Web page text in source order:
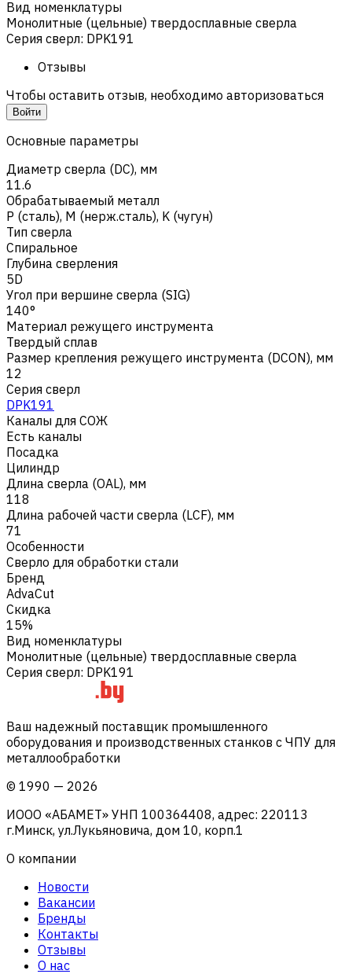
Вид номенклатуры
Монолитные (цельные) твердосплавные сверла
Серия сверл: DPK191
Отзывы
Чтобы оставить отзыв, необходимо авторизоваться
Войти
Основные параметры
Диаметр сверла (DC), мм
11.6
Обрабатываемый металл
Р (сталь), M (нерж.сталь), K (чугун)
Тип сверла
Спиральное
Глубина сверления
5D
Угол при вершине сверла (SIG)
140°
Материал режущего инструмента
Твердый сплав
Размер крепления режущего инструмента (DCON), мм
12
Серия сверл
DPK191
Каналы для СОЖ
Есть каналы
Посадка
Цилиндр
Длина сверла (OAL), мм
118
Длина рабочей части сверла (LCF), мм
71
Особенности
Сверло для обработки стали
Бренд
AdvaCut
Скидка
15%
Вид номенклатуры
Монолитные (цельные) твердосплавные сверла
Серия сверл: DPK191
Ваш надежный поставщик промышленного
оборудования и производственных станков с ЧПУ для
металлообработки
© 1990 — 2026
ИООО «АБАМЕТ» УНП 100364408, адрес: 220113
г.Минск, ул.Лукьяновича, дом 10, корп.1
О компании
Новости
Вакансии
Бренды
Контакты
Отзывы
О нас